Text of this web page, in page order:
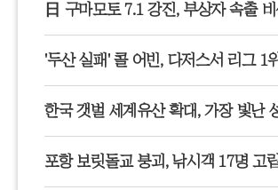
日 구마모토 7.1 강진, 부상자 속출
'두산 실패' 콜 어빈, 다저스서 리그 1
한국 갯벌 세계유산 확대, 가장 빛난
포항 보릿돌교 붕괴, 낚시객 17명 고